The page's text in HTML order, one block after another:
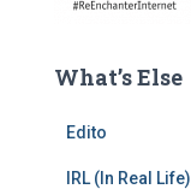
What’s Else
Edito
IRL (In Real Life)